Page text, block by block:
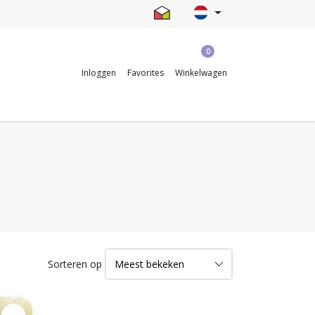
Inloggen Favorites
0
Winkelwagen
Sorteren op